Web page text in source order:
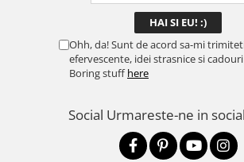
Ohh, da! Sunt de acord sa-mi
efervescente, idei strasnice si
Boring stuffhere
Social Urmareste-ne in